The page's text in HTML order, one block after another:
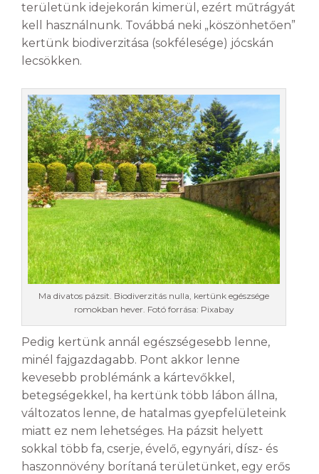
területünk idejekorán kimerül, ezért műtrágyát
kell használnunk. Továbbá neki „köszönhetően”
kertünk biodiverzitása (sokfélesége) jócskán
lecsökken.
Ma divatos pázsit. Biodiverzitás nulla, kertünk egészsége
romokban hever. Fotó forrása: Pixabay
Pedig kertünk annál egészségesebb lenne,
minél fajgazdagabb. Pont akkor lenne
kevesebb problémánk a kártevőkkel,
betegségekkel, ha kertünk több lábon állna,
változatos lenne, de hatalmas gyepfelületeink
miatt ez nem lehetséges. Ha pázsit helyett
sokkal több fa, cserje, évelő, egynyári, dísz- és
haszonnövény borítaná területünket, egy erős